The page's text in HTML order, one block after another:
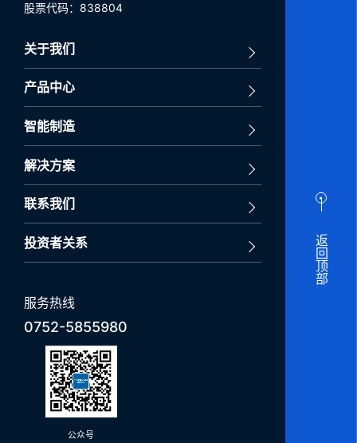
股票代码：838804
关于我们
产品中心
智能制造
解决方案
联系我们
投资者关系
服务热线
0752-5855980
公众号
返回顶部